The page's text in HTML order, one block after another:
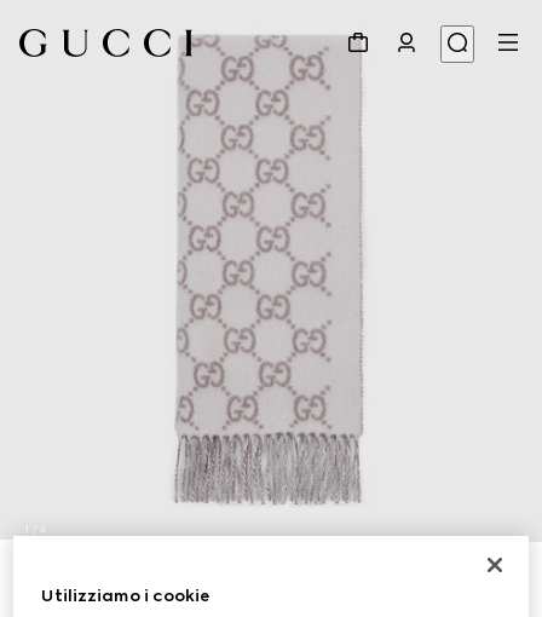
1 / 4
€ 790
Utilizziamo i cookie